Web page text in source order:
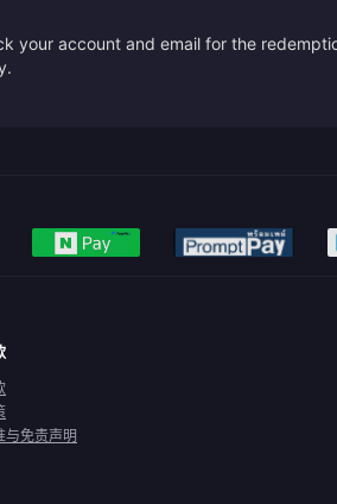
your account and email for the
与免责声明